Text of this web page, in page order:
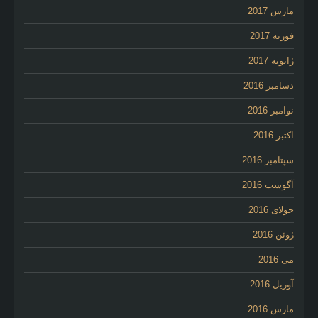
مارس 2017
فوریه 2017
ژانویه 2017
دسامبر 2016
نوامبر 2016
اکتبر 2016
سپتامبر 2016
آگوست 2016
جولای 2016
ژوئن 2016
می 2016
آوریل 2016
مارس 2016